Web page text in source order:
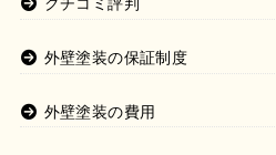
クチコミ評判
外壁塗装の保証制度
外壁塗装の費用